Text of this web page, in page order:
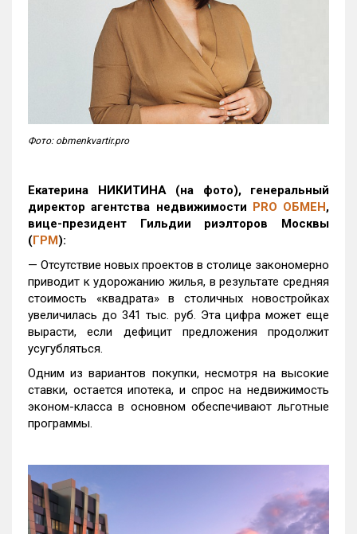
Фото: obmenkvartir.pro
Екатерина НИКИТИНА (на фото), генеральный
директор агентства недвижимости PRO ОБМЕН,
вице-президент Гильдии риэлторов Москвы
(ГРМ):
— Отсутствие новых проектов в столице закономерно
приводит к удорожанию жилья, в результате средняя
стоимость «квадрата» в столичных новостройках
увеличилась до 341 тыс. руб. Эта цифра может еще
вырасти, если дефицит предложения продолжит
усугубляться.
Одним из вариантов покупки, несмотря на высокие
ставки, остается ипотека, и спрос на недвижимость
эконом-класса в основном обеспечивают льготные
программы.